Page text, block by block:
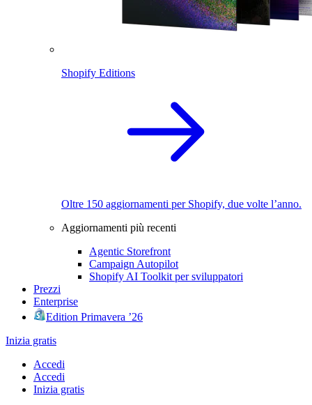
Shopify Editions
Oltre 150 aggiornamenti per Shopify, due volte l’anno.
Aggiornamenti più recenti
Agentic Storefront
Campaign Autopilot
Shopify AI Toolkit per sviluppatori
Prezzi
Enterprise
Edition Primavera ’26
Inizia gratis
Accedi
Accedi
Inizia gratis